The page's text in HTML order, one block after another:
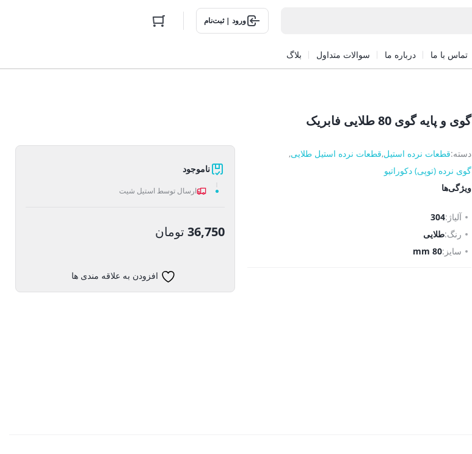
ورود | ثبت‌نام
تماس با ما درباره ما سوالات متداول بلاگ
گوی و پایه گوی 80 طلایی فابریک
دسته:قطعات نرده استیل,قطعات نرده استیل طلایی,
گوی نرده (توپی) دکوراتیو
ویژگی‌ها
آلیاژ:304
رنگ:طلایی
سایز:80 mm
ناموجود
ارسال توسط استیل شیت
36,750 تومان
افزودن به علاقه مندی ها